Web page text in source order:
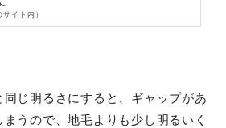
。
イト内）
じ明るさにすると、ギャップがあ
うので、地毛よりも少し明るいく